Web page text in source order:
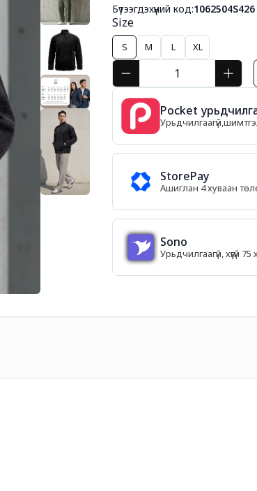
Бүтээгдэхүүний код:1062504S426
Size
S M L XL
Pocket
StorePay
Ашиглан 4 хуваан
Sono
Урьдчилгаагүй, хүүгүй